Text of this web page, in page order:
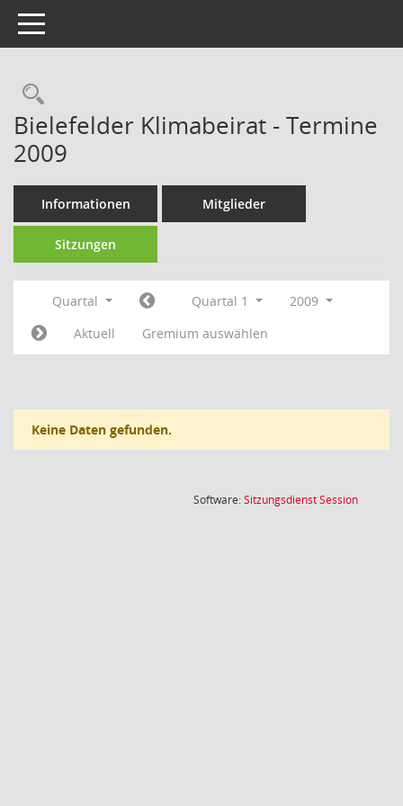
Toggle navigation
Rechercheauswahl
Bielefelder Klimabeirat - Termine
2009
Informationen Mitglieder
Sitzungen
Quartal Quartal 1
2009
Aktuell
Gremium auswählen
Keine Daten gefunden.
Software:SitzungsdienstSession(Wird in